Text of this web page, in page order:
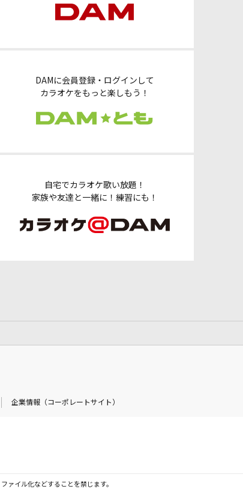
DAMに会員登録・ログインして
カラオケをもっと楽しもう！
自宅でカラオケ歌い放題！
家族や友達と一緒に！練習にも！
企業情報（コーポレートサイト）
ァイル化などすることを禁じます。